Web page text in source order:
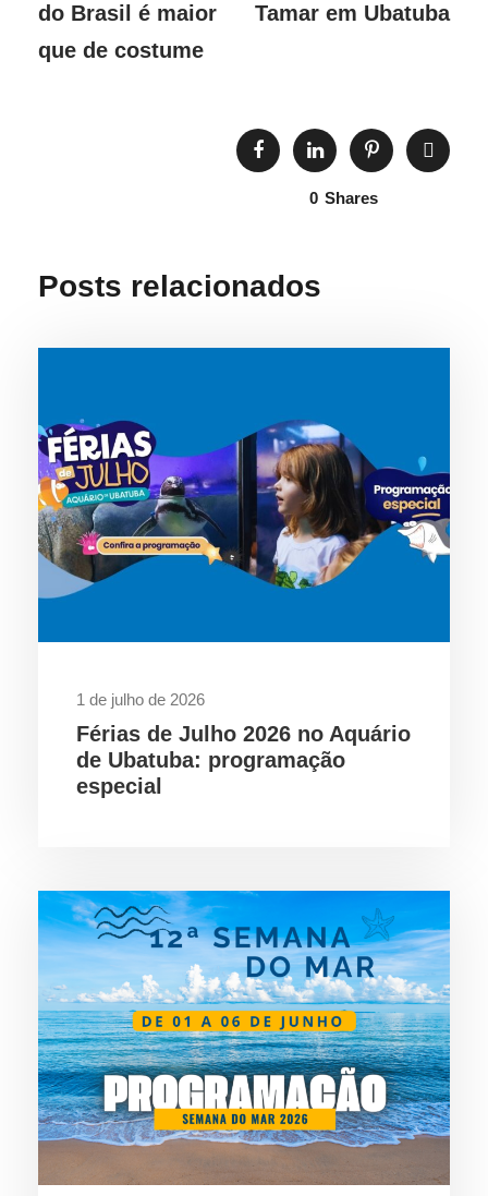
do Brasil é maior
que de costume
Tamar em Ubatuba
0 Shares
Posts relacionados
1 de julho de 2026
Férias de Julho 2026 no Aquário
de Ubatuba: programação
especial